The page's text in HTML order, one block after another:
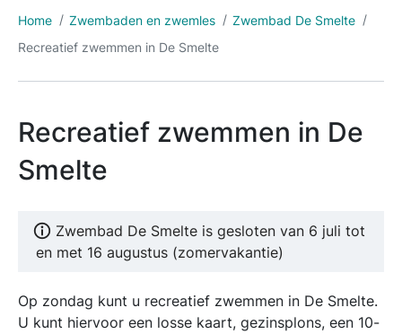
Home Zwembaden en zwemles
Zwembad De Smelte
Recreatief zwemmen in De Smelte
Recreatief zwemmen in De
Smelte
Zwembad De Smelte is gesloten van 6 juli tot
en met 16 augustus (zomervakantie)
Op zondag kunt u recreatief zwemmen in De Smelte.
U kunt hiervoor een losse kaart, gezinsplons, een 10-